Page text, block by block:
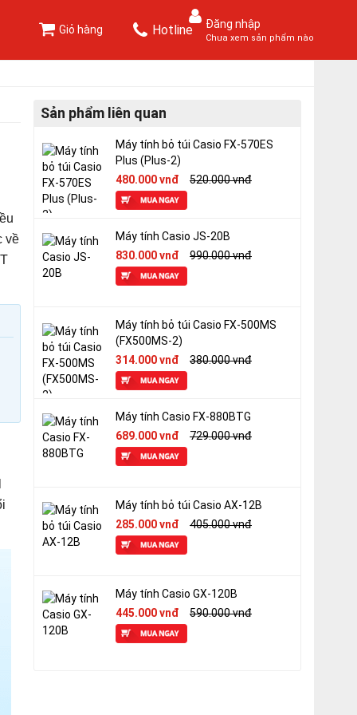
Giỏ hàng Hotline Đăng nhập
Chưa xem sản phẩm nào
về
Sản phẩm liên quan
Máy tính bỏ túi Casio FX-570ES
Plus (Plus-2)
480.000 vnđ
520.000 vnđ
Máy tính Casio JS-20B
830.000 vnđ
990.000 vnđ
Máy tính bỏ túi Casio FX-500MS
(FX500MS-2)
314.000 vnđ
380.000 vnđ
Máy tính Casio FX-880BTG
689.000 vnđ
729.000 vnđ
Máy tính bỏ túi Casio AX-12B
285.000 vnđ
405.000 vnđ
Máy tính Casio GX-120B
445.000 vnđ
590.000 vnđ